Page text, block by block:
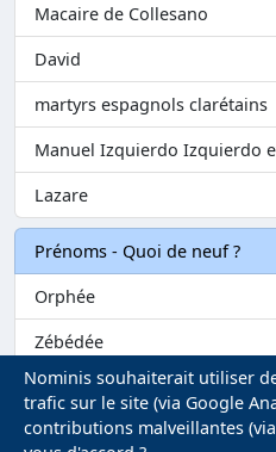
Macaire de Collesano
David
martyrs espagnols clarétains
Manuel Izquierdo Izquierdo
Lazare
Prénoms - Quoi de neuf ?
Orphée
Zébédée
Melvil
Matilin
Nominis souhaiterait utiliser
trafic sur le site (via Google
contributions malveillantes